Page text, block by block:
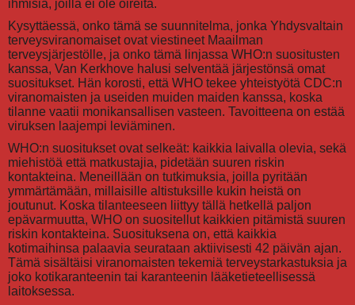
ihmisiä, joilla ei ole oireita.
Kysyttäessä, onko tämä se suunnitelma, jonka Yhdysvaltain
terveysviranomaiset ovat viestineet Maailman
terveysjärjestölle, ja onko tämä linjassa WHO:n suositusten
kanssa, Van Kerkhove halusi selventää järjestönsä omat
suositukset. Hän korosti, että WHO tekee yhteistyötä CDC:n
viranomaisten ja useiden muiden maiden kanssa, koska
tilanne vaatii monikansallisen vasteen. Tavoitteena on estää
viruksen laajempi leviäminen.
WHO:n suositukset ovat selkeät: kaikkia laivalla olevia, sekä
miehistöä että matkustajia, pidetään suuren riskin
kontakteina. Meneillään on tutkimuksia, joilla pyritään
ymmärtämään, millaisille altistuksille kukin heistä on
joutunut. Koska tilanteeseen liittyy tällä hetkellä paljon
epävarmuutta, WHO on suositellut kaikkien pitämistä suuren
riskin kontakteina. Suosituksena on, että kaikkia
kotimaihinsa palaavia seurataan aktiivisesti 42 päivän ajan.
Tämä sisältäisi viranomaisten tekemiä terveystarkastuksia ja
joko kotikaranteenin tai karanteenin lääketieteellisessä
laitoksessa.